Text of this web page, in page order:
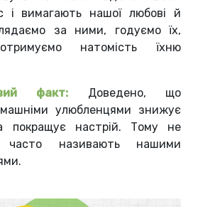
і вимагають нашої любові й
за ними, годуємо їх,
натомість їхню
факт: Доведено, що
улюбленцями знижує
покращує настрій. Тому не
називають нашими